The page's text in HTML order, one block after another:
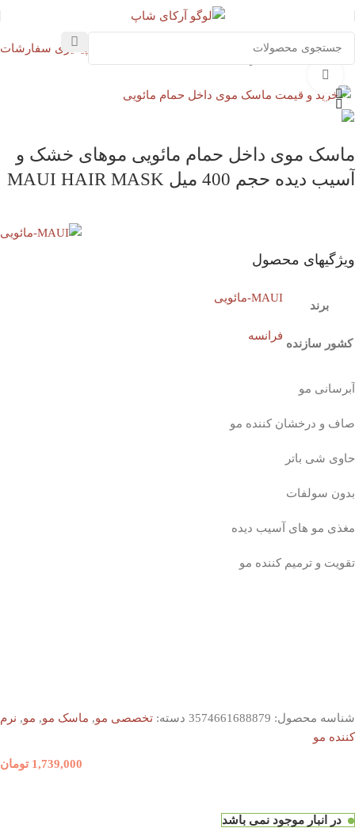
پیگیری سفارشات
مو تخصصی مو
ناموجود
ماسک موی داخل حمام مائویی موهای خشک و
آسیب دیده حجم 400 میل MAUI HAIR MASK
ویژگیهای محصول
برند
MAUI-مائویی
کشور سازنده
فرانسه
آبرسانی مو
صاف و درخشان کننده مو
حاوی شی باتر
بدون سولفات
مغذی مو های آسیب دیده
تقویت و ترمیم کننده مو
شناسه محصول: 3574661688879 دسته: تخصصی مو, ماسک مو, مو, نرم
کننده مو
1,739,000 تومان
در انبار موجود نمی باشد